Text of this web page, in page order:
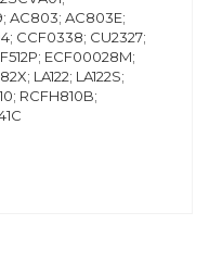
AC803; AC803E;
CCF0338; CU2327;
ECF00028M;
LA122; LA122S;
RCFH810B;